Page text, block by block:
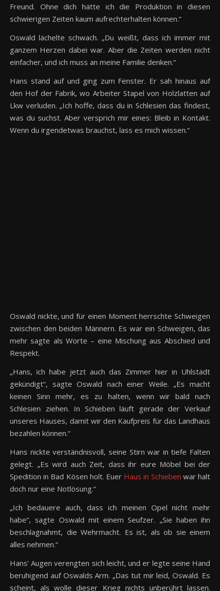
Freund. Ohne dich hätte ich die Produktion in diesen
schwierigen Zeiten kaum aufrechterhalten können.“
Oswald lächelte schwach. „Du weißt, dass ich immer mit
ganzem Herzen dabei war. Aber die Zeiten werden nicht
einfacher, und ich muss an meine Familie denken.“
Hans stand auf und ging zum Fenster. Er sah hinaus auf
den Hof der Fabrik, wo Arbeiter Stapel von Holzlatten auf
Lkw verluden. „Ich hoffe, dass du in Schlesien das findest,
was du suchst. Aber versprich mir eines: Bleib in Kontakt.
Wenn du irgendetwas brauchst, lass es mich wissen.“
Oswald nickte, und für einen Moment herrschte Schweigen
zwischen den beiden Männern. Es war ein Schweigen, das
mehr sagte als Worte – eine Mischung aus Abschied und
Respekt.
„Hans, ich habe jetzt auch das Zimmer hier in Uhlstädt
gekündigt“, sagte Oswald nach einer Weile. „Es macht
keinen Sinn mehr, es zu halten, wenn wir bald nach
Schlesien ziehen. In Schieben läuft gerade der Verkauf
unseres Hauses, damit wir den Kaufpreis für das Landhaus
bezahlen können.“
Hans nickte verständnisvoll, seine Stirn war in tiefe Falten
gelegt. „Es wird auch Zeit, dass ihr eure Möbel bei der
Spedition in Bad Kösen holt. Euer Haus in Schieben war halt
doch nur eine Notlösung.“
„Ich bedauere auch, dass ich meinen Opel nicht mehr
habe“, sagte Oswald mit einem Seufzer. „Sie haben ihn
beschlagnahmt, die Wehrmacht. Es ist, als ob sie einem
alles nehmen.“
Hans‘ Augen verengten sich leicht, und er legte seine Hand
beruhigend auf Oswalds Arm. „Das tut mir leid, Oswald. Es
scheint, als wolle dieser Krieg nichts unberührt lassen.